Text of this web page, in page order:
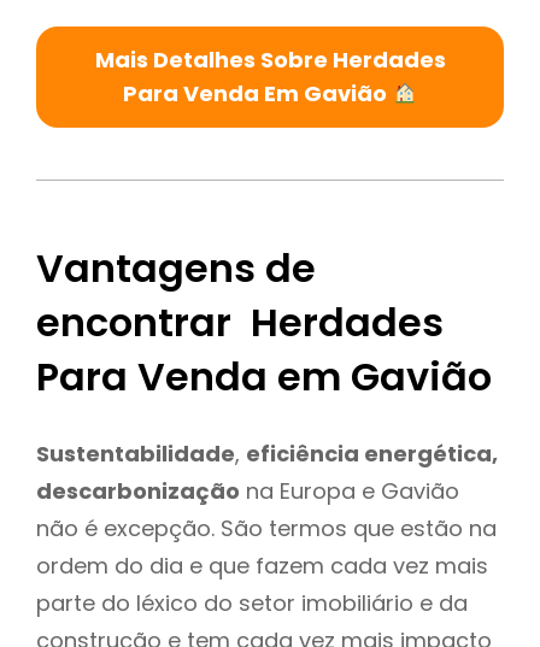
Mais Detalhes Sobre Herdades
Para Venda Em Gavião
Vantagens de
encontrar Herdades
Para Venda em Gavião
Sustentabilidade, eficiência energética,
descarbonização na Europa e Gavião
não é excepção. São termos que estão na
ordem do dia e que fazem cada vez mais
parte do léxico do setor imobiliário e da
construção e tem cada vez mais impacto